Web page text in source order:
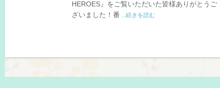
HEROES』をご覧いただいた皆様ありがとうご
ざいました！番 ...続きを読む